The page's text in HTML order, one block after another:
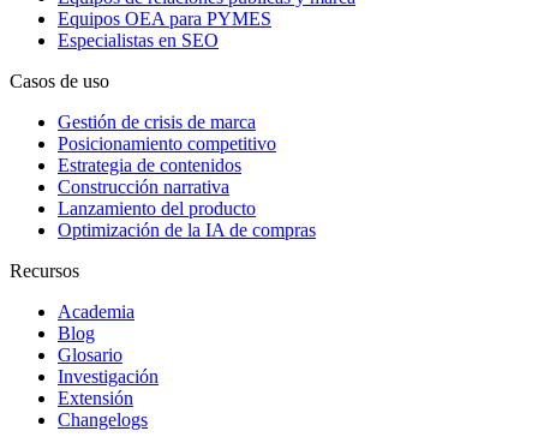
Equipos OEA para PYMES
Especialistas en SEO
Casos de uso
Gestión de crisis de marca
Posicionamiento competitivo
Estrategia de contenidos
Construcción narrativa
Lanzamiento del producto
Optimización de la IA de compras
Recursos
Academia
Blog
Glosario
Investigación
Extensión
Changelogs